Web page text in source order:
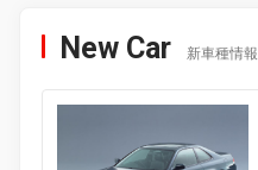
New Car 新車種情報